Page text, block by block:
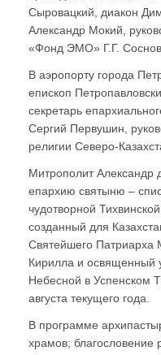
Сыровацкий, диакон
Александр Мокий,
«Фонд ЭМО» Г.Г.
В аэропорту города
епископ
секретарь
Сергий Первушин,
религии Северо-
Митрополит Александр
епархию святыню –
чудотворной
созданный для
Святейшего Патриарха
Кирилла и освященный
Небесной в Успенском
августа текущего года.
В программе
храмов; благословение